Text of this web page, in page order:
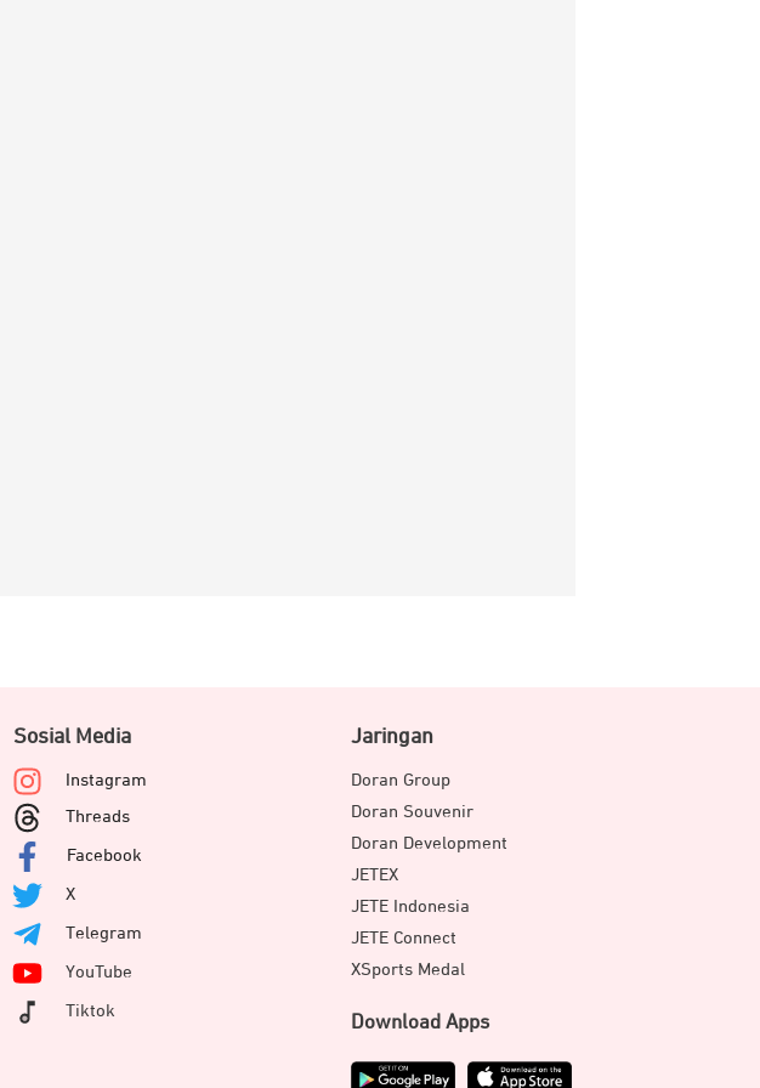
Sosial Media
Instagram
Threads
Facebook
X
Telegram
YouTube
Tiktok
Jaringan
Doran Group
Doran Souvenir
Doran Development
JETEX
JETE Indonesia
JETE Connect
XSports Medal
Download Apps